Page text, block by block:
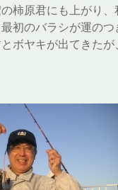
柿原君にも上がり
初のバラシが運の
ボヤキが出てきた